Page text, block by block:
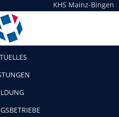
KHS Mainz-Bingen